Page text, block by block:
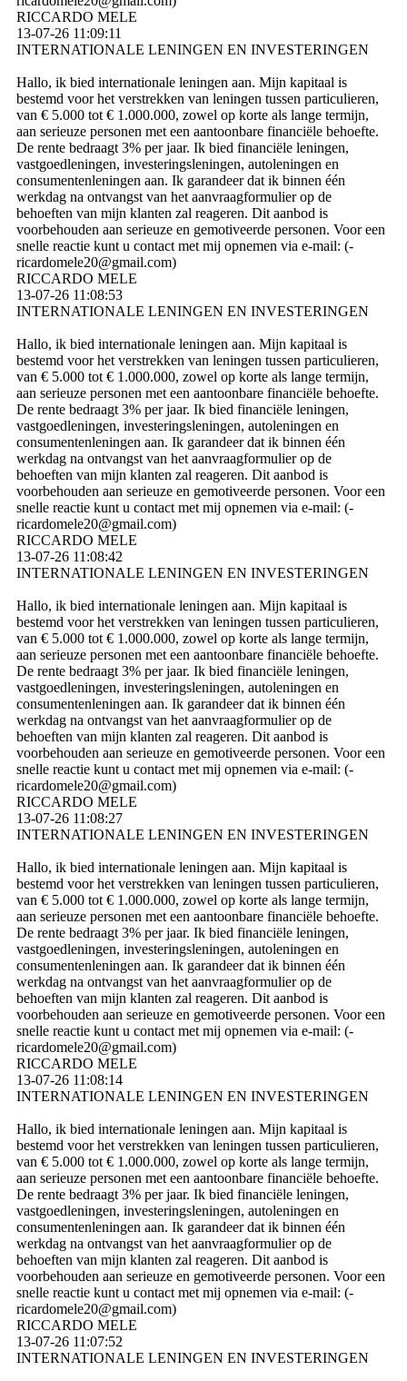
RICCARDO MELE
13-07-26 11:09:11
INTERNATIONALE LENINGEN EN INVESTERINGEN
Hallo, ik bied internationale leningen aan. Mijn kapitaal is
bestemd voor het verstrekken van leningen tussen particulieren,
van € 5.000 tot € 1.000.000, zowel op korte als lange termijn,
aan serieuze personen met een aantoonbare financiële behoefte.
De rente bedraagt ​​3% per jaar. Ik bied financiële leningen,
vastgoedleningen, investeringsleningen, autoleningen en
consumentenleningen aan. Ik garandeer dat ik binnen één
werkdag na ontvangst van het aanvraagformulier op de
behoeften van mijn klanten zal reageren. Dit aanbod is
voorbehouden aan serieuze en gemotiveerde personen. Voor een
snelle reactie kunt u contact met mij opnemen via e-mail: (­
ricardomele20@­gmail.­com)­
RICCARDO MELE
13-07-26 11:08:53
INTERNATIONALE LENINGEN EN INVESTERINGEN
Hallo, ik bied internationale leningen aan. Mijn kapitaal is
bestemd voor het verstrekken van leningen tussen particulieren,
van € 5.000 tot € 1.000.000, zowel op korte als lange termijn,
aan serieuze personen met een aantoonbare financiële behoefte.
De rente bedraagt ​​3% per jaar. Ik bied financiële leningen,
vastgoedleningen, investeringsleningen, autoleningen en
consumentenleningen aan. Ik garandeer dat ik binnen één
werkdag na ontvangst van het aanvraagformulier op de
behoeften van mijn klanten zal reageren. Dit aanbod is
voorbehouden aan serieuze en gemotiveerde personen. Voor een
snelle reactie kunt u contact met mij opnemen via e-mail: (­
ricardomele20@­gmail.­com)­
RICCARDO MELE
13-07-26 11:08:42
INTERNATIONALE LENINGEN EN INVESTERINGEN
Hallo, ik bied internationale leningen aan. Mijn kapitaal is
bestemd voor het verstrekken van leningen tussen particulieren,
van € 5.000 tot € 1.000.000, zowel op korte als lange termijn,
aan serieuze personen met een aantoonbare financiële behoefte.
De rente bedraagt ​​3% per jaar. Ik bied financiële leningen,
vastgoedleningen, investeringsleningen, autoleningen en
consumentenleningen aan. Ik garandeer dat ik binnen één
werkdag na ontvangst van het aanvraagformulier op de
behoeften van mijn klanten zal reageren. Dit aanbod is
voorbehouden aan serieuze en gemotiveerde personen. Voor een
snelle reactie kunt u contact met mij opnemen via e-mail: (­
ricardomele20@­gmail.­com)­
RICCARDO MELE
13-07-26 11:08:27
INTERNATIONALE LENINGEN EN INVESTERINGEN
Hallo, ik bied internationale leningen aan. Mijn kapitaal is
bestemd voor het verstrekken van leningen tussen particulieren,
van € 5.000 tot € 1.000.000, zowel op korte als lange termijn,
aan serieuze personen met een aantoonbare financiële behoefte.
De rente bedraagt ​​3% per jaar. Ik bied financiële leningen,
vastgoedleningen, investeringsleningen, autoleningen en
consumentenleningen aan. Ik garandeer dat ik binnen één
werkdag na ontvangst van het aanvraagformulier op de
behoeften van mijn klanten zal reageren. Dit aanbod is
voorbehouden aan serieuze en gemotiveerde personen. Voor een
snelle reactie kunt u contact met mij opnemen via e-mail: (­
ricardomele20@­gmail.­com)­
RICCARDO MELE
13-07-26 11:08:14
INTERNATIONALE LENINGEN EN INVESTERINGEN
Hallo, ik bied internationale leningen aan. Mijn kapitaal is
bestemd voor het verstrekken van leningen tussen particulieren,
van € 5.000 tot € 1.000.000, zowel op korte als lange termijn,
aan serieuze personen met een aantoonbare financiële behoefte.
De rente bedraagt ​​3% per jaar. Ik bied financiële leningen,
vastgoedleningen, investeringsleningen, autoleningen en
consumentenleningen aan. Ik garandeer dat ik binnen één
werkdag na ontvangst van het aanvraagformulier op de
behoeften van mijn klanten zal reageren. Dit aanbod is
voorbehouden aan serieuze en gemotiveerde personen. Voor een
snelle reactie kunt u contact met mij opnemen via e-mail: (­
ricardomele20@­gmail.­com)­
RICCARDO MELE
13-07-26 11:07:52
INTERNATIONALE LENINGEN EN INVESTERINGEN